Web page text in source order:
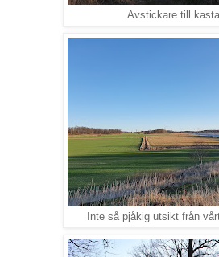
Avstickare till
Inte så pjåkig utsikt från